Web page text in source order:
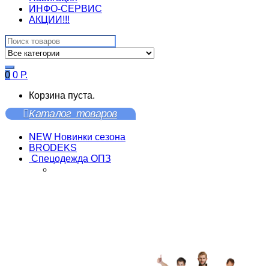
ИНФО-СЕРВИС
АКЦИИ!!!
Search
for:
0 0 Р.
Корзина пуста.
Каталог товаров
NEW Новинки сезона
BRODEKS
Спецодежда ОПЗ